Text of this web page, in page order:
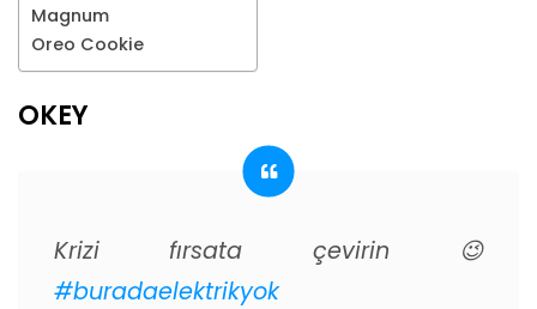
Magnum
Oreo Cookie
OKEY
Krizi fırsata çevirin 😉
#buradaelektrikyok